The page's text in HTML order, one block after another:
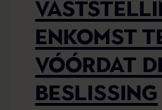
ENKOMST
VÓÓRDAT
BESLISSING